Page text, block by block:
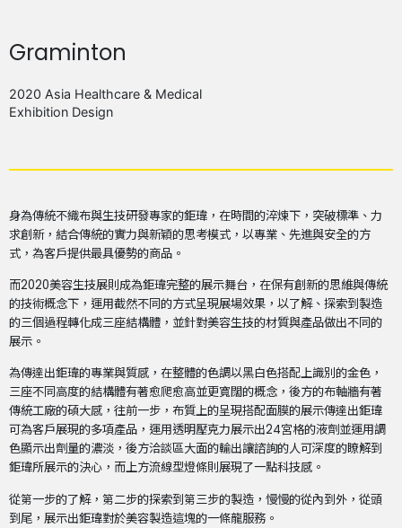
Graminton
2020 Asia Healthcare & Medical
Exhibition Design
身為傳統不織布與生技研發專家的鉅瑋，在時間的淬煉下，突破標準、力
求創新，結合傳統的實力與新穎的思考模式，以專業、先進與安全的方
式，為客戶提供最具優勢的商品。
而2020美容生技展則成為鉅瑋完整的展示舞台，在保有創新的思維與傳統
的技術概念下，運用截然不同的方式呈現展場效果，以了解、探索到製造
的三個過程轉化成三座結構體，並針對美容生技的材質與產品做出不同的
展示。
為傳達出鉅瑋的專業與質感，在整體的色調以黑白色搭配上識別的金色，
三座不同高度的結構體有著愈爬愈高並更寬闊的概念，後方的布軸牆有著
傳統工廠的碩大感，往前一步，布質上的呈現搭配面膜的展示傳達出鉅瑋
可為客戶展現的多項產品，運用透明壓克力展示出24宮格的液劑並運用調
色顯示出劑量的濃淡，後方洽談區大面的輸出讓諮詢的人可深度的瞭解到
鉅瑋所展示的決心，而上方流線型燈條則展現了一點科技感。
從第一步的了解，第二步的探索到第三步的製造，慢慢的從內到外，從頭
到尾，展示出鉅瑋對於美容製造這塊的一條龍服務。